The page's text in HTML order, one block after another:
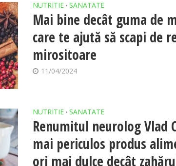
NUTRITIE • SANATATE
Mai bine decât guma de
care te ajută să scapi de
mirositoare
11/04/2024
NUTRITIE • SANATATE
Renumitul neurolog Vlad
mai periculos produs
ori mai dulce decât